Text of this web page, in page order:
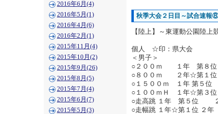
2016年6月(4)
2016年5月(1)
2016年4月(6)
2016年2月(1)
2015年11月(4)
2015年10月(2)
2015年9月(26)
2015年8月(5)
2015年7月(4)
2015年6月(7)
2015年5月(3)
秋季大会２日目～試合速報
【陸上】～東運動公園陸上
個人 ☆印：県大会
＜男子＞
○２００ｍ １年 第８位
○８００ｍ ２年☆第１
○１５００ｍ １年 第５
○１００ｍＨ １年☆第３
○走高跳 １年 第５位
○走幅跳 １年☆第１位 ２